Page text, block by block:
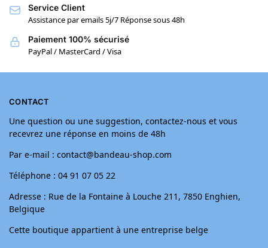
Service Client
Assistance par emails 5j/7 Réponse sous 48h
Paiement 100% sécurisé
PayPal / MasterCard / Visa
CONTACT
Une question ou une suggestion, contactez-nous et vous
recevrez une réponse en moins de 48h
Par e-mail : contact@bandeau-shop.com
Téléphone : 04 91 07 05 22
Adresse : Rue de la Fontaine à Louche 211, 7850 Enghien,
Belgique
Cette boutique appartient à une entreprise belge